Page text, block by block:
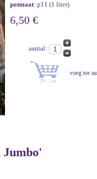
potmaat: p11 (1 liter)
6,50 €
aantal: